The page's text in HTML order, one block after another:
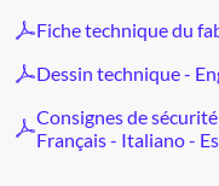
Fiche technique du
Dessin technique -
Consignes de
Français - Italiano -